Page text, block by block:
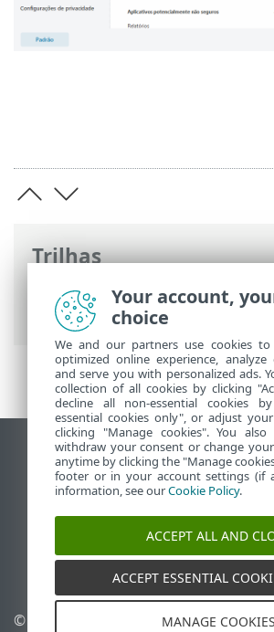
Trilhas
Ajuda on-line ESET>ESET
Antivirus
>Configuração
Ver site para desktop
End of Life
Base de conhecimento ESET
Fórum ESET
ESET Status Portal
Suporte regional
© 1992 - 2026 ESET, spol. s
Your account,
choice
We and our partners use cookies
optimized online experience,
and serve you with personalized ads.
collection of all cookies by clicking
decline all non-essential cookies
essential cookies only", or adjust
clicking "Manage cookies". You
withdraw your consent or change
anytime by clicking the "Manage
footer or in your account settings (if
information, see ourCookie Policy.
ACCEPT ALL AND
ACCEPT ESSENTIAL
MANAGE COOKIES